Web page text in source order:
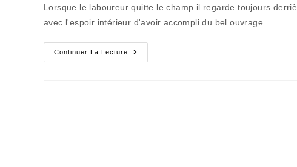
publication :
Lorsque le laboureur quitte le champ il regarde toujours
avec l'espoir intérieur d'avoir accompli du bel ouvrage.…
Continuer La Lecture
Philippe
Madrelle,